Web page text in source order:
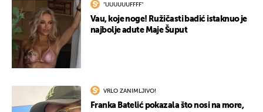
"UUUUUUFFFF"
Vau, koje noge! Ružičasti badić istaknuo je
najbolje adute Maje Šuput
VRLO ZANIMLJIVO!
Franka Batelić pokazala što nosi na more,